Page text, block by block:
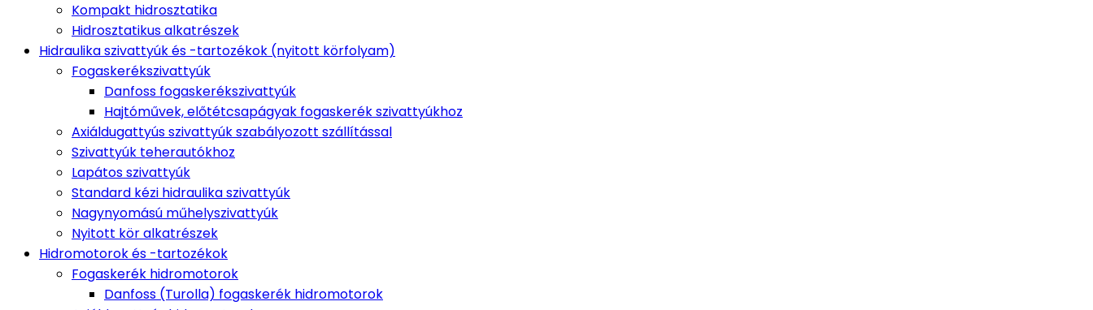
Kompakt hidrosztatika
Hidrosztatikus alkatrészek
Hidraulika szivattyúk és -tartozékok (nyitott körfolyam)
Fogaskerékszivattyúk
Danfoss fogaskerékszivattyúk
Hajtóművek, előtétcsapágyak fogaskerék szivattyúkhoz
Axiáldugattyús szivattyúk szabályozott szállítással
Szivattyúk teherautókhoz
Lapátos szivattyúk
Standard kézi hidraulika szivattyúk
Nagynyomású műhelyszivattyúk
Nyitott kör alkatrészek
Hidromotorok és -tartozékok
Fogaskerék hidromotorok
Danfoss (Turolla) fogaskerék hidromotorok